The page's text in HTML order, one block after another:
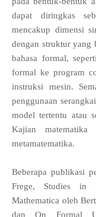
dapat diringkas
mencakup dimensi
dengan struktur yang
bahasa formal,
formal ke program
instruksi mesin.
penggunaan
model tertentu atau
Kajian
metamatematika.
Beberapa publikasi
Frege, Studies in
Mathematica oleh
dan On Formal